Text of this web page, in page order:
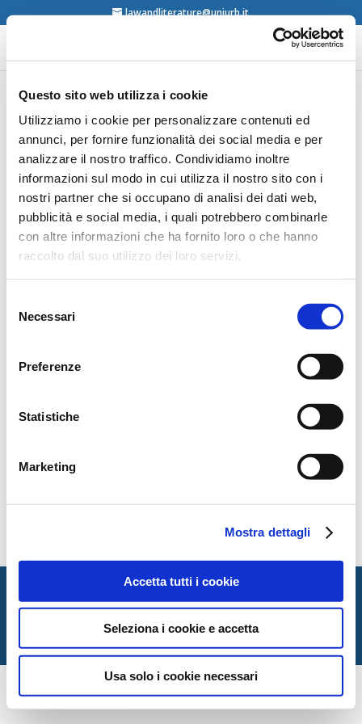
Questo sito web utilizza i cookie
Utilizziamo i cookie per personalizzare contenuti ed
annunci, per fornire funzionalità dei social media e per
analizzare il nostro traffico. Condividiamo inoltre
informazioni sul modo in cui utilizza il nostro sito con i
nostri partner che si occupano di analisi dei dati web,
pubblicità e social media, i quali potrebbero combinarle
con altre informazioni che ha fornito loro o che hanno
raccolto dal suo utilizzo dei loro servizi.
delNecessari
Preferenze
Statistiche
Marketing
Mostra dettagli
Accetta tutti i cookie
Seleziona i cookie e accetta
Usa solo i cookie necessari
lawandliterature@uniurb.it
Ciencia Jurídica y Ciencia
Ficción. Afinidades
electivas – Congreso
Internacional
Universidad de Málaga
25-26/04/2024 – Málaga.
Aula de Grados de la Facultad de Derecho de la
“Ciencia Jurídica y Ciencia Ficción. Afinidades electivas”.
El evento, patrocinado por la
ISLL-Italian Society for
Literatura
reflexión y diálogo donde se den cita el Derecho, la
Programa.
Italian Society for Law and Literature
Dipartimento di Giurisprudenza — Università degli Studi
di Urbino Carlo Bo
Via Matteotti, 1 — Urbino PU